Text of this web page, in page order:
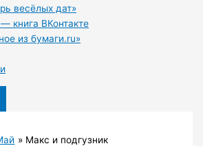
весёлых дат»
— книга ВКонтакте
из бумаги.ru»
Макс и подгузник